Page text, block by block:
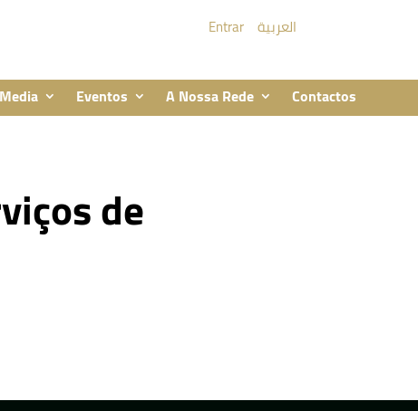
Entrar العربية
Media Eventos A Nossa Rede Contactos
de